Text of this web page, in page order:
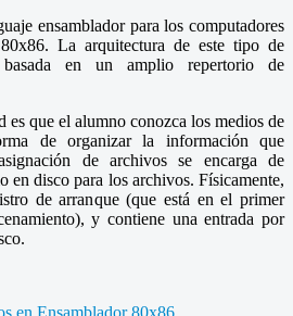
ensamblador para los computadores
80x86. La arquitectura de este tipo de
basada en un amplio repertorio de
que el alumno conozca los medios de
de organizar la información que
de archivos se encarga de
en disco para los archivos. Físicamente,
de arranque (que está en el primer
y contiene una entrada por